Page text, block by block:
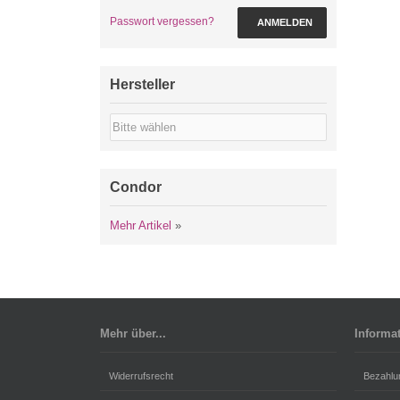
Passwort vergessen? ANMELDEN
Hersteller
Condor
Mehr Artikel »
Mehr über...
Widerrufsrecht